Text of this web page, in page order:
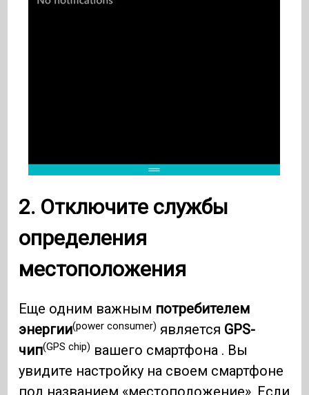
2. Отключите службы
определения
местоположения
Еще одним важным потребителем
энергии(power consumer) является GPS-
чип(GPS chip) вашего смартфона . Вы
увидите настройку на своем смартфоне
под названием «местоположение». Если